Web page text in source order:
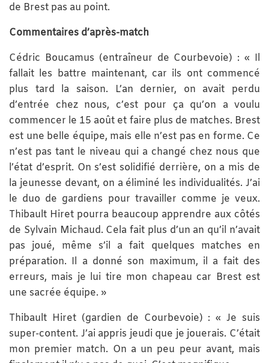
de Brest pas au point.
Commentaires d’après-match
Cédric Boucamus (entraîneur de Courbevoie) : « Il
fallait les battre maintenant, car ils ont commencé
plus tard la saison. L’an dernier, on avait perdu
d’entrée chez nous, c’est pour ça qu’on a voulu
commencer le 15 août et faire plus de matches. Brest
est une belle équipe, mais elle n’est pas en forme. Ce
n’est pas tant le niveau qui a changé chez nous que
l’état d’esprit. On s’est solidifié derrière, on a mis de
la jeunesse devant, on a éliminé les individualités. J’ai
le duo de gardiens pour travailler comme je veux.
Thibault Hiret pourra beaucoup apprendre aux côtés
de Sylvain Michaud. Cela fait plus d’un an qu’il n’avait
pas joué, même s’il a fait quelques matches en
préparation. Il a donné son maximum, il a fait des
erreurs, mais je lui tire mon chapeau car Brest est
une sacrée équipe. »
Thibault Hiret (gardien de Courbevoie) : « Je suis
super-content. J’ai appris jeudi que je jouerais. C’était
mon premier match. On a un peu peur avant, mais